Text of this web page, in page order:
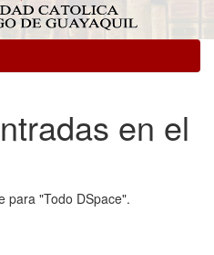
en el
para "Todo DSpace".